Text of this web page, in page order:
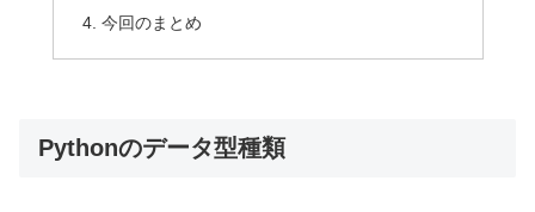
今回のまとめ
Pythonのデータ型種類